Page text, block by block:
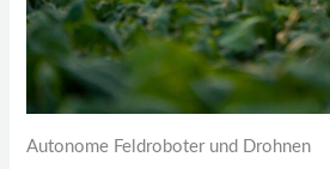
Autonome Feldroboter und Drohnen